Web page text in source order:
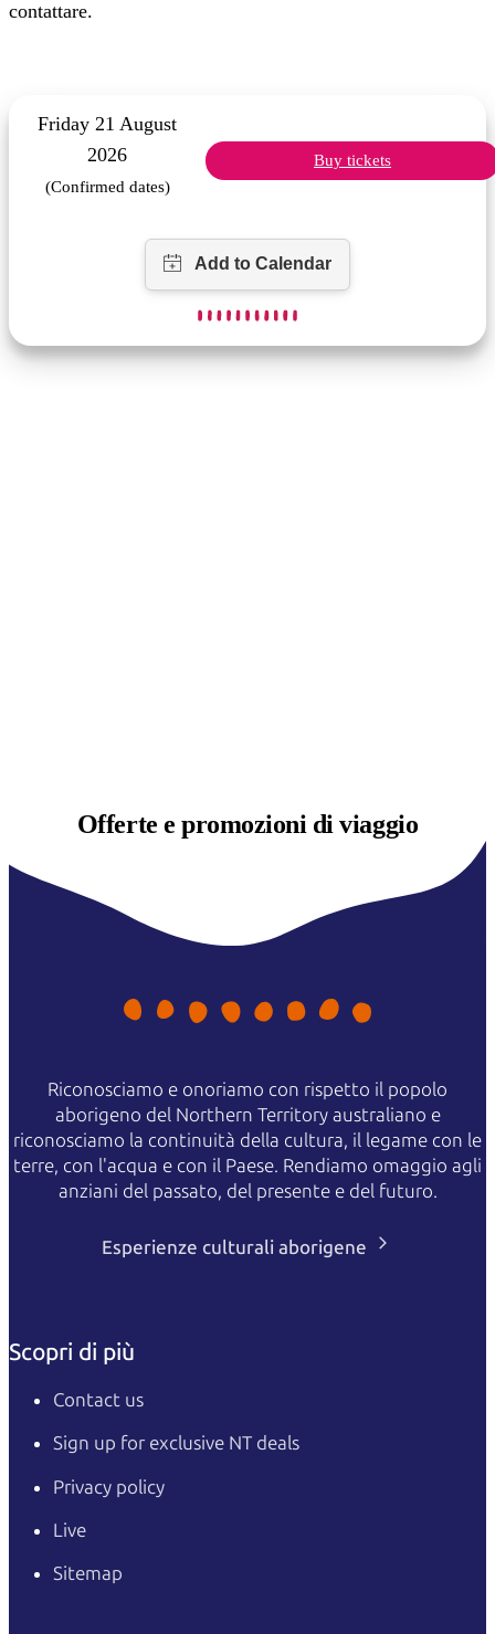
contattare.
Friday 21 August
2026
(Confirmed dates)
Buy tickets
Offerte epromozioni di viaggio
Riconosciamo e onoriamo con rispetto il popolo
aborigeno del Northern Territory australiano e
riconosciamo la continuità della cultura, il legame con le
terre, con l'acqua e con il Paese. Rendiamo omaggio agli
anziani del passato, del presente e del futuro.
Esperienze culturali aborigene
Scopri di più
Contact us
Sign up for exclusive NT deals
Privacy policy
Live
Sitemap